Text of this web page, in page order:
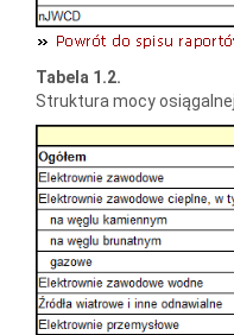
Tabela 1.2.
Struktura mocy osiągalnej